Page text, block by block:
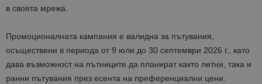
в своята мрежа.
Промоционалната кампания е валидна за пътувания,
осъществени в периода от 9 юли до 30 септември 2026 г., като
дава възможност на пътниците да планират както летни, така и
ранни пътувания през есента на преференциални цени.